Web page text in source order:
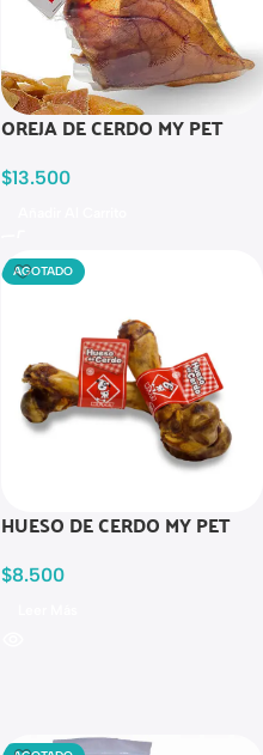
OREJA DE CERDO MY PET
$13.500
AGOTADO
HUESO DE CERDO MY PET
$8.500